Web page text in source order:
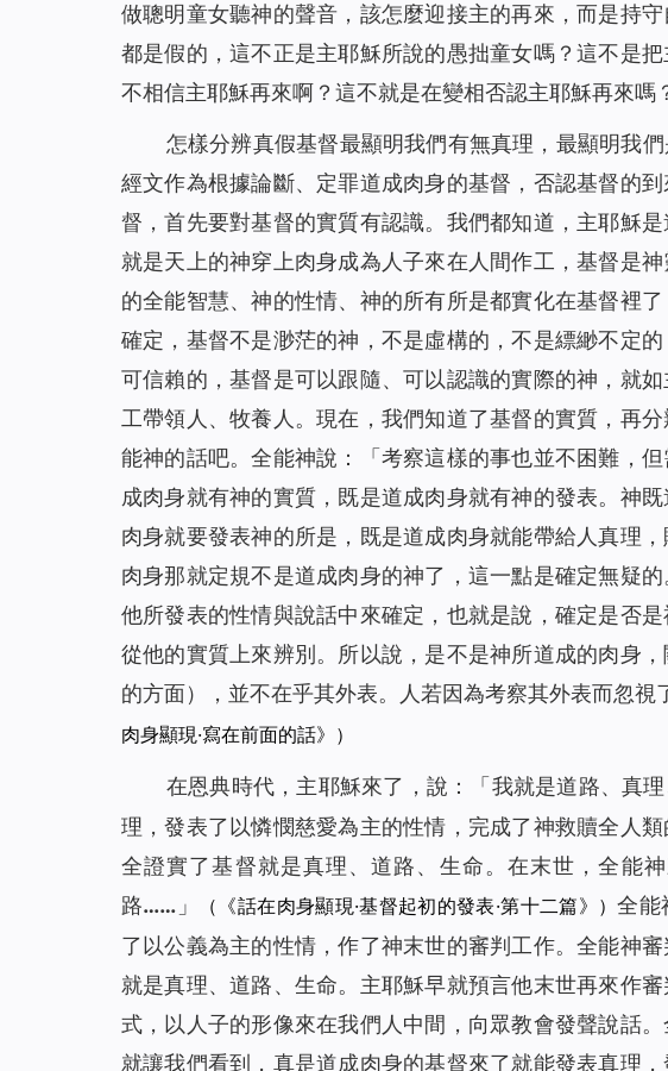
做聰明童女聽神的聲音，該怎麼迎接主的再來，而是持
都是假的，這不正是主耶穌所說的愚拙童女嗎？這不是
不相信主耶穌再來啊？這不就是在變相否認主耶穌再來嗎
怎樣分辨真假基督最顯明我們有無真理，最顯明我
經文作為根據論斷、定罪道成肉身的基督，否認基督的
督，首先要對基督的實質有認識。我們都知道，主耶穌
就是天上的神穿上肉身成為人子來在人間作工，基督是
的全能智慧、神的性情、神的所有所是都實化在基督裡
確定，基督不是渺茫的神，不是虛構的，不是縹緲不定
可信賴的，基督是可以跟隨、可以認識的實際的神，就
工帶領人、牧養人。現在，我們知道了基督的實質，再
能神的話吧。全能神說：「 考察這樣的事也並不困難，
成肉身就有神的實質，既是道成肉身就有神的發表。神
肉身就要發表神的所是，既是道成肉身就能帶給人真理
肉身那就定規不是道成肉身的神了，這一點是確定無疑
他所發表的性情與說話中來確定，也就是說，確定是否
從他的實質上來辨別。所以說，是不是神所道成的肉身
的方面），並不在乎其外表。人若因為考察其外表而忽視
肉身顯現·寫在前面的話》）
在恩典時代，主耶穌來了，說：「 我就是道路、真
理，發表了以憐憫慈愛為主的性情，完成了神救贖全人
全證實了基督就是真理、道路、生命。在末世，全能
路…… 」 （《話在肉身顯現·基督起初的發表·第十二篇》）全能
了以公義為主的性情，作了神末世的審判工作。全能神
就是真理、道路、生命。主耶穌早就預言他末世再來作
式，以人子的形像來在我們人中間，向眾教會發聲說話
就讓我們看到，真是道成肉身的基督來了就能發表真理